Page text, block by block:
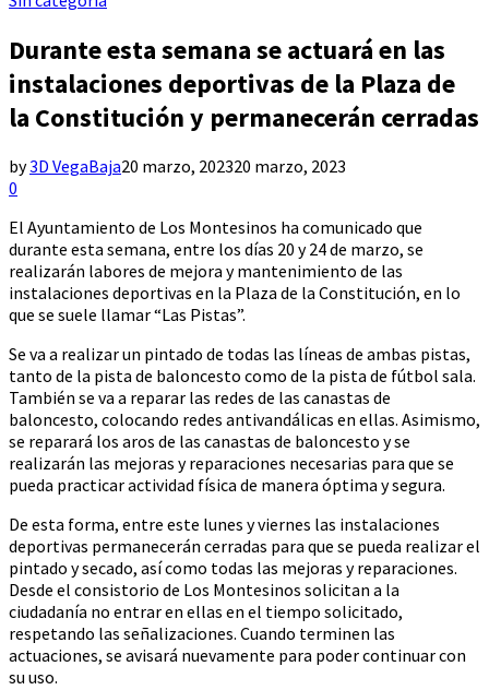
Durante esta semana se actuará en las
instalaciones deportivas de la Plaza de
la Constitución y permanecerán cerradas
by3D VegaBaja20 marzo, 202320 marzo, 2023
0
El Ayuntamiento de Los Montesinos ha comunicado que
durante esta semana, entre los días 20 y 24 de marzo, se
realizarán labores de mejora y mantenimiento de las
instalaciones deportivas en la Plaza de la Constitución, en lo
que se suele llamar “Las Pistas”.
Se va a realizar un pintado de todas las líneas de ambas pistas,
tanto de la pista de baloncesto como de la pista de fútbol sala.
También se va a reparar las redes de las canastas de
baloncesto, colocando redes antivandálicas en ellas. Asimismo,
se reparará los aros de las canastas de baloncesto y se
realizarán las mejoras y reparaciones necesarias para que se
pueda practicar actividad física de manera óptima y segura.
De esta forma, entre este lunes y viernes las instalaciones
deportivas permanecerán cerradas para que se pueda realizar el
pintado y secado, así como todas las mejoras y reparaciones.
Desde el consistorio de Los Montesinos solicitan a la
ciudadanía no entrar en ellas en el tiempo solicitado,
respetando las señalizaciones. Cuando terminen las
actuaciones, se avisará nuevamente para poder continuar con
su uso.